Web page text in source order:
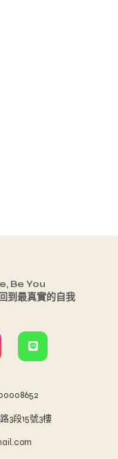
Be You
到最真實的自我
3段15號3樓